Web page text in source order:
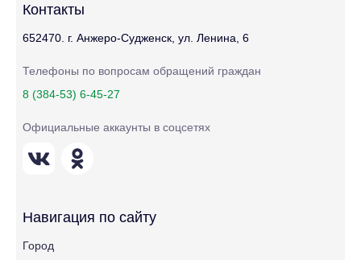
Контакты
652470. г. Анжеро-Судженск, ул. Ленина, 6
Телефоны по вопросам обращений граждан
8 (384-53) 6-45-27
Официальные аккаунты в соцсетях
Навигация по сайту
Город